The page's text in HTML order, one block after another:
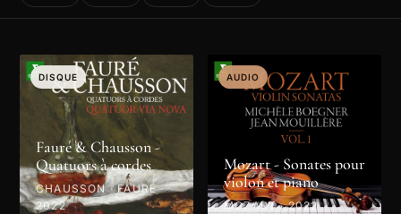
DISQUE
Fauré & Chausson -
Quatuors à cordes
CHAUSSON · FAURÉ ·
2022
AUDIO
Mozart - Sonates pour
violon et piano
MOZART · 2022